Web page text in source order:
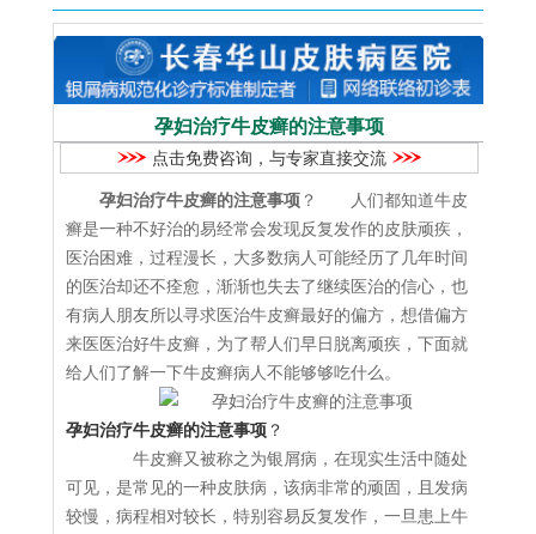
孕妇治疗牛皮癣的注意事项
点击免费咨询，与专家直接交流
孕妇治疗牛皮癣的注意事项 ？ 人们都知道牛皮
癣是一种不好治的易经常会发现反复发作的皮肤顽疾，
医治困难，过程漫长，大多数病人可能经历了几年时间
的医治却还不痊愈，渐渐也失去了继续医治的信心，也
有病人朋友所以寻求医治牛皮癣最好的偏方，想借偏方
来医医治好牛皮癣，为了帮人们早日脱离顽疾，下面就
给人们了解一下牛皮癣病人不能够够吃什么。
孕妇治疗牛皮癣的注意事项 ？
牛皮癣又被称之为银屑病，在现实生活中随处
可见，是常见的一种皮肤病，该病非常的顽固，且发病
较慢，病程相对较长，特别容易反复发作，一旦患上牛